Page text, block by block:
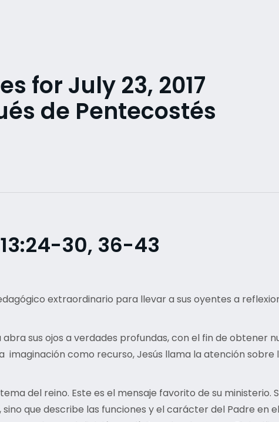
for July 23, 2017
de Pentecostés
30, 36-43
extraordinario para llevar a sus oyentes a
sus ojos a verdades profundas, con el fin de obtener
como recurso, Jesús llama la atención sobre
del reino. Este es el mensaje favorito de su ministerio.
que describe las funciones y el carácter del Padre